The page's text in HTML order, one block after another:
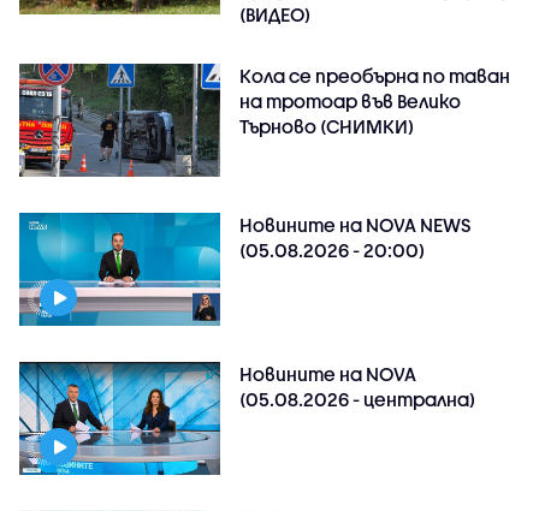
(ВИДЕО)
Кола се преобърна по таван
на тротоар във Велико
Търново (СНИМКИ)
Новините на NOVA NEWS
(05.08.2026 - 20:00)
Новините на NOVA
(05.08.2026 - централна)